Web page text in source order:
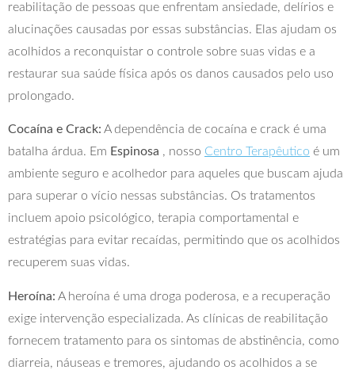
reabilitação de pessoas que enfrentam ansiedade, delírios e
alucinações causadas por essas substâncias. Elas ajudam os
acolhidos a reconquistar o controle sobre suas vidas e a
restaurar sua saúde física após os danos causados pelo uso
prolongado.
Cocaína e Crack: A dependência de cocaína e crack é uma
batalha árdua. Em Espinosa , nosso Centro Terapêutico é um
ambiente seguro e acolhedor para aqueles que buscam ajuda
para superar o vício nessas substâncias. Os tratamentos
incluem apoio psicológico, terapia comportamental e
estratégias para evitar recaídas, permitindo que os acolhidos
recuperem suas vidas.
Heroína: A heroína é uma droga poderosa, e a recuperação
exige intervenção especializada. As clínicas de reabilitação
fornecem tratamento para os sintomas de abstinência, como
diarreia, náuseas e tremores, ajudando os acolhidos a se